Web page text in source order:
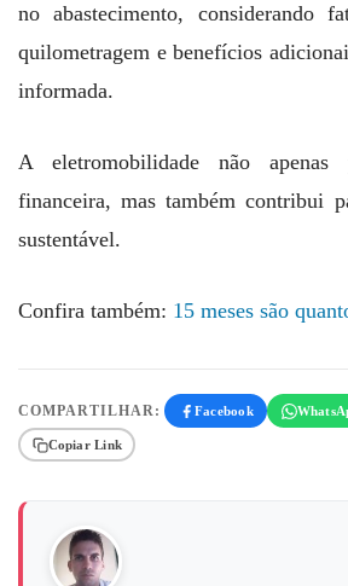
no abastecimento, considerando
quilometragem e benefícios
informada.
A eletromobilidade não apenas
financeira, mas também contribui
sustentável.
Confira também: 15 meses são
COMPARTILHAR: Facebook
Copiar Link